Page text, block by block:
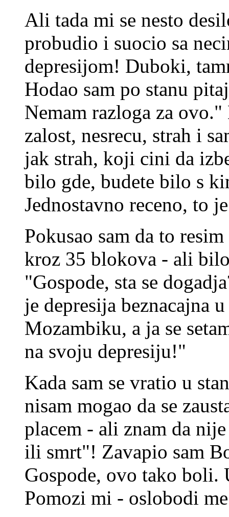
Ali tada mi se nesto
probudio i suocio sa
depresijom! Duboki,
Hodao sam po stanu
Nemam razloga za
zalost, nesrecu, strah i
jak strah, koji cini da
bilo gde, budete bilo s
Jednostavno receno, to
Pokusao sam da to
kroz 35 blokova - ali
"Gospode, sta se
je depresija beznacajna
Mozambiku, a ja se
na svoju depresiju!"
Kada sam se vratio u
nisam mogao da se
placem - ali znam da
ili smrt"! Zavapio sam
Gospode, ovo tako boli.
Pomozi mi - oslobodi